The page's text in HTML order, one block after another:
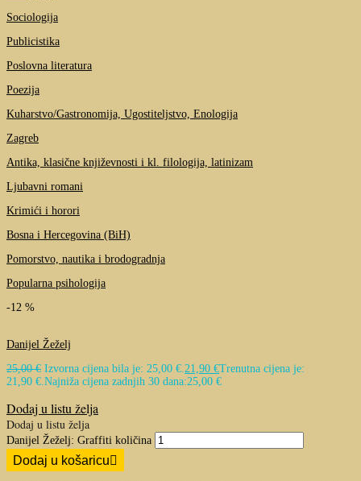
Sociologija
Publicistika
Poslovna literatura
Poezija
Kuharstvo/Gastronomija, Ugostiteljstvo, Enologija
Zagreb
Antika, klasične književnosti i kl. filologija, latinizam
Ljubavni romani
Krimići i horori
Bosna i Hercegovina (BiH)
Pomorstvo, nautika i brodogradnja
Popularna psihologija
-12 %
Danijel Žeželj
25,00€ Izvorna cijena bila je: 25,00 €. 21,90 €Trenutna cijena je:
21,90 €. Najniža cijena zadnjih 30 dana:25,00 €
Dodaj u listu želja
Dodaj u listu želja
Danijel Žeželj: Graffiti količina
Dodaj u košaricu